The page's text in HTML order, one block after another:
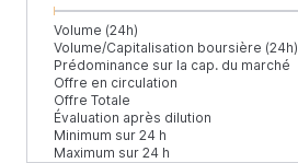
Volume (24h)
Volume/Capitalisation boursière (24h)
Prédominance sur la cap. du marché
Offre en circulation
Offre Totale
Évaluation après dilution
Minimum sur 24 h
Maximum sur 24 h